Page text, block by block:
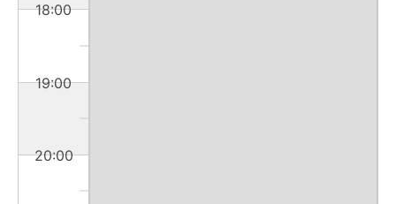
18:00
19:00
20:00